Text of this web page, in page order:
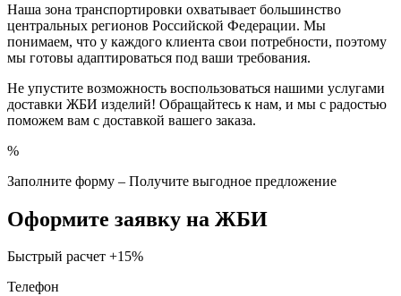
Наша зона транспортировки охватывает большинство
центральных регионов Российской Федерации. Мы
понимаем, что у каждого клиента свои потребности, поэтому
мы готовы адаптироваться под ваши требования.
Не упустите возможность воспользоваться нашими услугами
доставки ЖБИ изделий! Обращайтесь к нам, и мы с радостью
поможем вам с доставкой вашего заказа.
%
Заполните форму – Получите выгодное предложение
Оформите заявку на ЖБИ
Быстрый расчет +15%
Телефон